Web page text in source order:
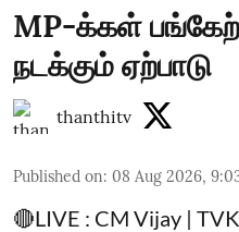
MP-க்கள்
நடக்கும் ஏற்பாடு
thanthitv
Published on: 08 Aug 2026,
🔴LIVE : CM Vijay |